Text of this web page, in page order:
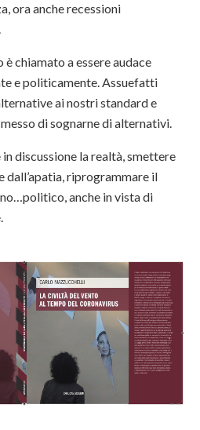
ora anche recessioni
chiamato a essere audace
e politicamente. Assuefatti
ai nostri standard e
di sognarne di alternativi.
discussione la realtà, smettere
dall’apatia, riprogrammare il
anche in vista di